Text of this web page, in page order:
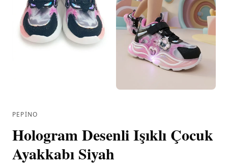
PEPINO
Hologram Desenli Işıklı Çocuk
Ayakkabı Siyah